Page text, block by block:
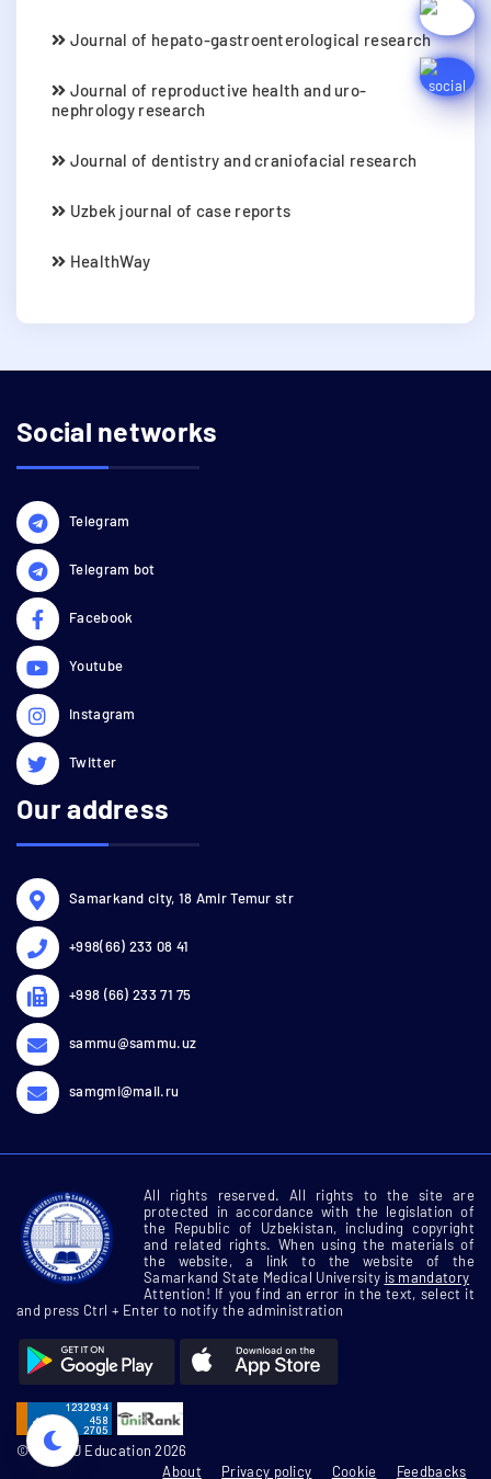
Journal of hepato-gastroenterological research
Journal of reproductive health and uro-
nephrology research
Journal of dentistry and craniofacial research
Uzbek journal of case reports
HealthWay
Social networks
Telegram
Telegram bot
Facebook
Youtube
Instagram
Twitter
Our address
Samarkand city, 18 Amir Temur str
+998(66) 233 08 41
+998 (66) 233 71 75
sammu@sammu.uz
samgmi@mail.ru
All rights reserved. All rights to the site are
protected in accordance with the legislation of
the Republic of Uzbekistan, including copyright
and related rights. When using the materials of
the website, a link to the website of the
Samarkand State Medical University is mandatory
Attention! If you find an error in the text, select it
and press Ctrl + Enter to notify the administration
© SamMU Education 2026
About
Privacy policy Cookie Feedbacks